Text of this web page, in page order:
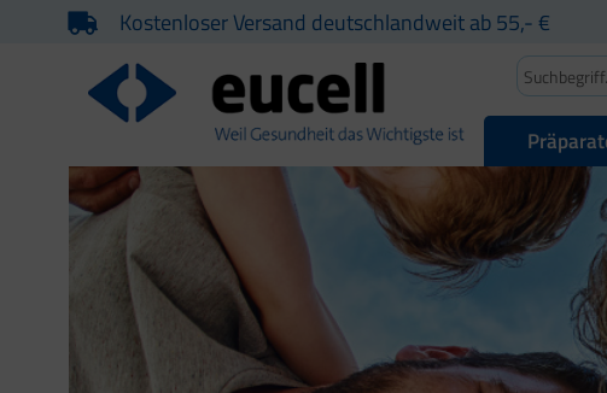
Kostenloser Versand deutschlandweit ab 55,- €